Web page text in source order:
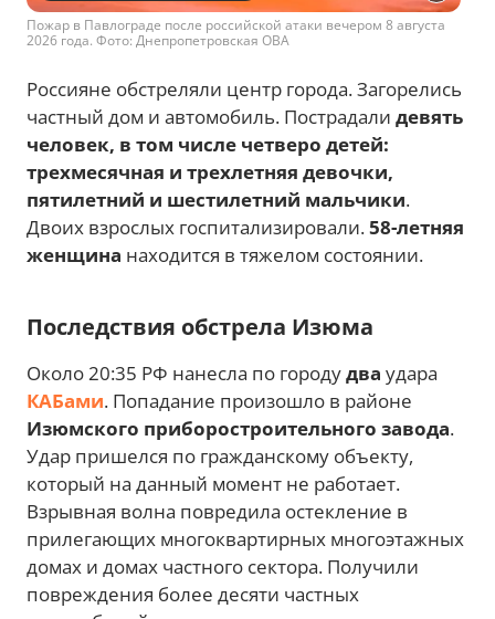
Пожар в Павлограде после российской атаки вечером 8 августа
2026 года. Фото: Днепропетровская ОВА
Россияне обстреляли центр города. Загорелись
частный дом и автомобиль. Пострадали девять
человек, в том числе четверо детей:
трехмесячная и трехлетняя девочки,
пятилетний и шестилетний мальчики.
Двоих взрослых госпитализировали.58-летняя
женщина находится в тяжелом состоянии.
Последствия обстрела Изюма
Около 20:35 РФ нанесла по городудва удара
КАБами. Попадание произошло в районе
Изюмского приборостроительного завода.
Удар пришелся по гражданскому объекту,
который на данный момент не работает.
Взрывная волна повредила остекление в
прилегающих многоквартирных многоэтажных
домах и домах частного сектора. Получили
повреждения более десяти частных